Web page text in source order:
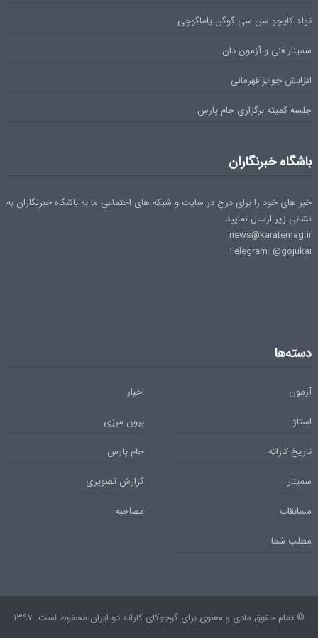
تولد کایچو سن سی گوگن یاماگوچی
سمینار فنی و آزمون دان
افزایش جوایز قهرمانی
جلسه کمیته برگزاری جام پارس
باشگاه خبرنگاران
خبر های خود را برای درج در سایت و شبکه های اجتماعی ما به باشگاه خبرنگاران به
نشانی زیر ارسال نمایید.
news@karatemag.ir
Telegram: @gojukai
دسته‌ها
آزمون
اخبار
استاژ
برون مرزی
تاریخ کاراته
جام پارس
سمینار
گزارش تصویری
مسابقات
مصاحبه
مطلب شما
© تمام حقوق مادی و معنوی برای گوجوکای کاراته دو ایران محفوظ است. ۱۳۹۷